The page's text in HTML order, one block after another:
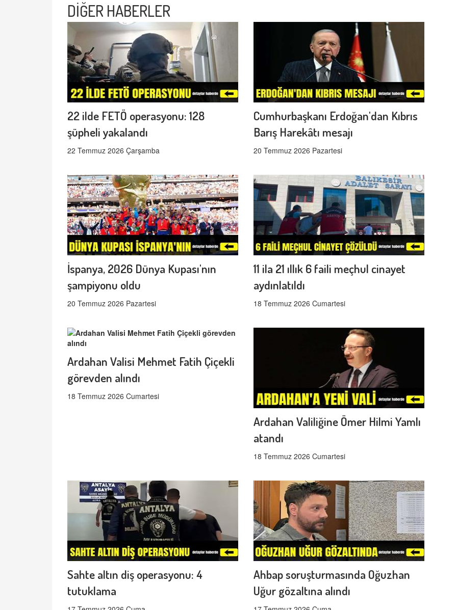
DİĞER HABERLER
22 ilde FETÖ operasyonu: 128
şüpheli yakalandı
22 Temmuz 2026 Çarşamba
Cumhurbaşkanı Erdoğan'dan Kıbrıs
Barış Harekâtı mesajı
20 Temmuz 2026 Pazartesi
İspanya, 2026 Dünya Kupası'nın
şampiyonu oldu
20 Temmuz 2026 Pazartesi
11 ila 21 ıllık 6 faili meçhul cinayet
aydınlatıldı
18 Temmuz 2026 Cumartesi
Ardahan Valisi Mehmet Fatih Çiçekli
görevden alındı
18 Temmuz 2026 Cumartesi
Ardahan Valiliğine Ömer Hilmi Yamlı
atandı
18 Temmuz 2026 Cumartesi
Sahte altın diş operasyonu: 4
tutuklama
Ahbap soruşturmasında Oğuzhan
Uğur gözaltına alındı